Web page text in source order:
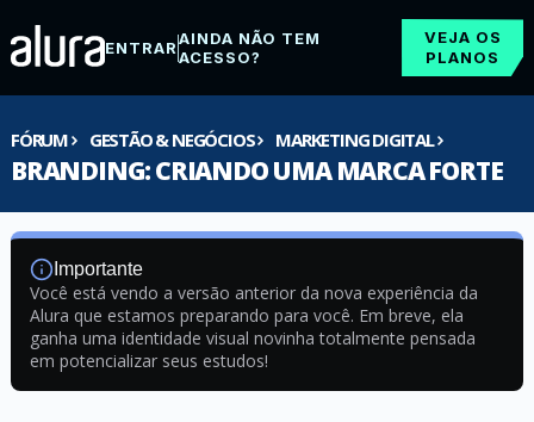
ENTRARAINDA NÃO TEM
ACESSO?
VEJA OS
PLANOS
FÓRUM GESTÃO & NEGÓCIOS MARKETING DIGITAL
BRANDING: CRIANDO UMA MARCA FORTE
Importante
Você está vendo a versão anterior da nova experiência da
Alura que estamos preparando para você. Em breve, ela
ganha uma identidade visual novinha totalmente pensada
em potencializar seus estudos!